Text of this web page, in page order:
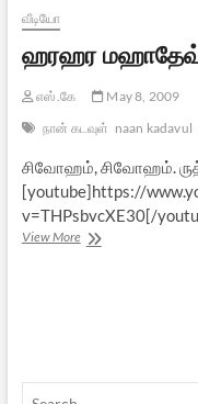
வீடியோ
ஹரஹர
எஸ்.கே
May 8, 2009
நான் கடவுள் naan kadavul
சிவோஹம், சிவோஹம்.
[youtube]https://
v=THPsbvcXE30[/
View Moreஹரஹர